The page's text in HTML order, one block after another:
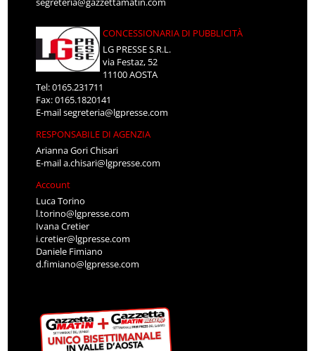
CONCESSIONARIA DI PUBBLICITÀ
LG PRESSE S.R.L.
via Festaz, 52
11100 AOSTA
Tel: 0165.231711
Fax: 0165.1820141
E-mailsegreteria@lgpresse.com
RESPONSABILE DI AGENZIA
Arianna Gori Chisari
E-maila.chisari@lgpresse.com
Account
Luca Torino
l.torino@lgpresse.com
Ivana Cretier
i.cretier@lgpresse.com
Daniele Fimiano
d.fimiano@lgpresse.com